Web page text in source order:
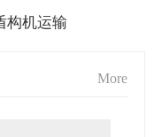
构机运输
More